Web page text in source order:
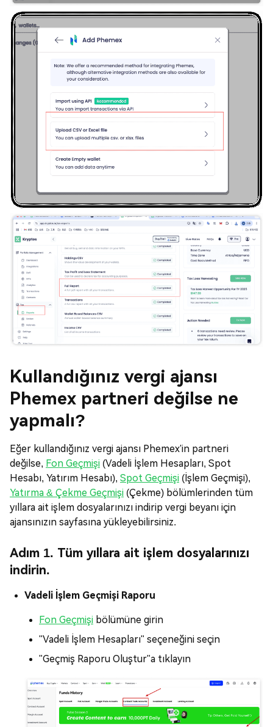
Kullandığınız vergi ajansı
Phemex partneri değilse ne
yapmalı?
Eğer kullandığınız vergi ajansı Phemex'in partneri
değilse, Fon Geçmişi (Vadeli İşlem Hesapları, Spot
Hesabı, Yatırım Hesabı), Spot Geçmişi (İşlem Geçmişi),
Yatırma & Çekme Geçmişi (Çekme) bölümlerinden tüm
yıllara ait işlem dosyalarınızı indirip vergi beyanı için
ajansınızın sayfasına yükleyebilirsiniz.
Adım 1. Tüm yıllara ait işlem dosyalarınızı
indirin.
Vadeli İşlem Geçmişi Raporu
Fon Geçmişi bölümüne girin
"Vadeli İşlem Hesapları" seçeneğini seçin
"Geçmiş Raporu Oluştur"a tıklayın